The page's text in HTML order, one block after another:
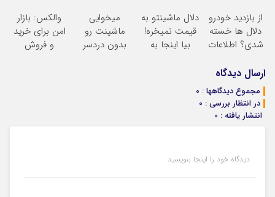
یک تماس
از بازدید خودرو
دلال ها خسته
شدی؟ اطلاعات
اینجا ثبت کن
دلال ماشینتو به
قیمت نمیخره!
بیا اینجا به
میخوایی
ماشینت رو
بدون دردسر
والکس: بازار
امن برای خرید
و فروش
ارسال دیدگاه
مجموع دیدگاهها : 0
در انتظار بررسی : 0
انتشار یافته : 0
دیدگاه خود را اینجا بنویسید